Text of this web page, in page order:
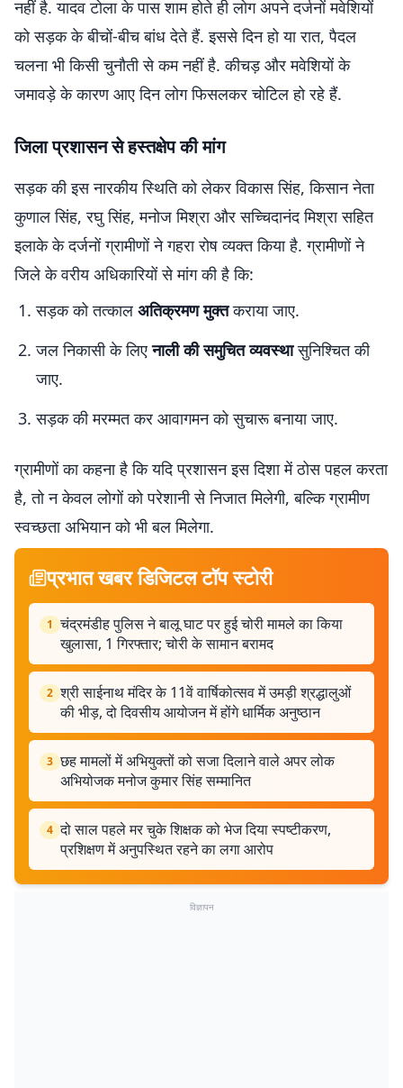
नहीं है. यादव टोला के पास शाम होते ही लोग अपने दर्जनों मवेशियों
को सड़क के बीचों-बीच बांध देते हैं. इससे दिन हो या रात, पैदल
चलना भी किसी चुनौती से कम नहीं है. कीचड़ और मवेशियों के
जमावड़े के कारण आए दिन लोग फिसलकर चोटिल हो रहे हैं.
जिला प्रशासन से हस्तक्षेप की मांग
सड़क की इस नारकीय स्थिति को लेकर विकास सिंह, किसान नेता
कुणाल सिंह, रघु सिंह, मनोज मिश्रा और सच्चिदानंद मिश्रा सहित
इलाके के दर्जनों ग्रामीणों ने गहरा रोष व्यक्त किया है. ग्रामीणों ने
जिले के वरीय अधिकारियों से मांग की है कि:
सड़क को तत्काल अतिक्रमण मुक्तकराया जाए.
जल निकासी के लिएनाली की समुचित व्यवस्थासुनिश्चित की
जाए.
सड़क की मरम्मत कर आवागमन को सुचारू बनाया जाए.
ग्रामीणों का कहना है कि यदि प्रशासन इस दिशा में ठोस पहल करता
है, तो न केवल लोगों को परेशानी से निजात मिलेगी, बल्कि ग्रामीण
स्वच्छता अभियान को भी बल मिलेगा.
प्रभात खबर डिजिटल टॉप स्टोरी
1 चंद्रमंडीह पुलिस ने बालू घाट पर हुई चोरी मामले का किया
खुलासा, 1 गिरफ्तार; चोरी के सामान बरामद
2 श्री साईनाथ मंदिर के 11वें वार्षिकोत्सव में उमड़ी श्रद्धालुओं
की भीड़, दो दिवसीय आयोजन में होंगे धार्मिक अनुष्ठान
3 छह मामलों में अभियुक्तों को सजा दिलाने वाले अपर लोक
अभियोजक मनोज कुमार सिंह सम्मानित
4 दो साल पहले मर चुके शिक्षक को भेज दिया स्पष्टीकरण,
प्रशिक्षण में अनुपस्थित रहने का लगा आरोप
विज्ञापन